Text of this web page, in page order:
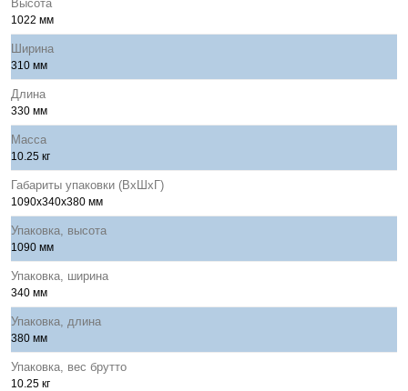
Высота
1022 мм
Ширина
310 мм
Длина
330 мм
Масса
10.25 кг
Габариты упаковки (ВхШхГ)
1090x340x380 мм
Упаковка, высота
1090 мм
Упаковка, ширина
340 мм
Упаковка, длина
380 мм
Упаковка, вес брутто
10.25 кг